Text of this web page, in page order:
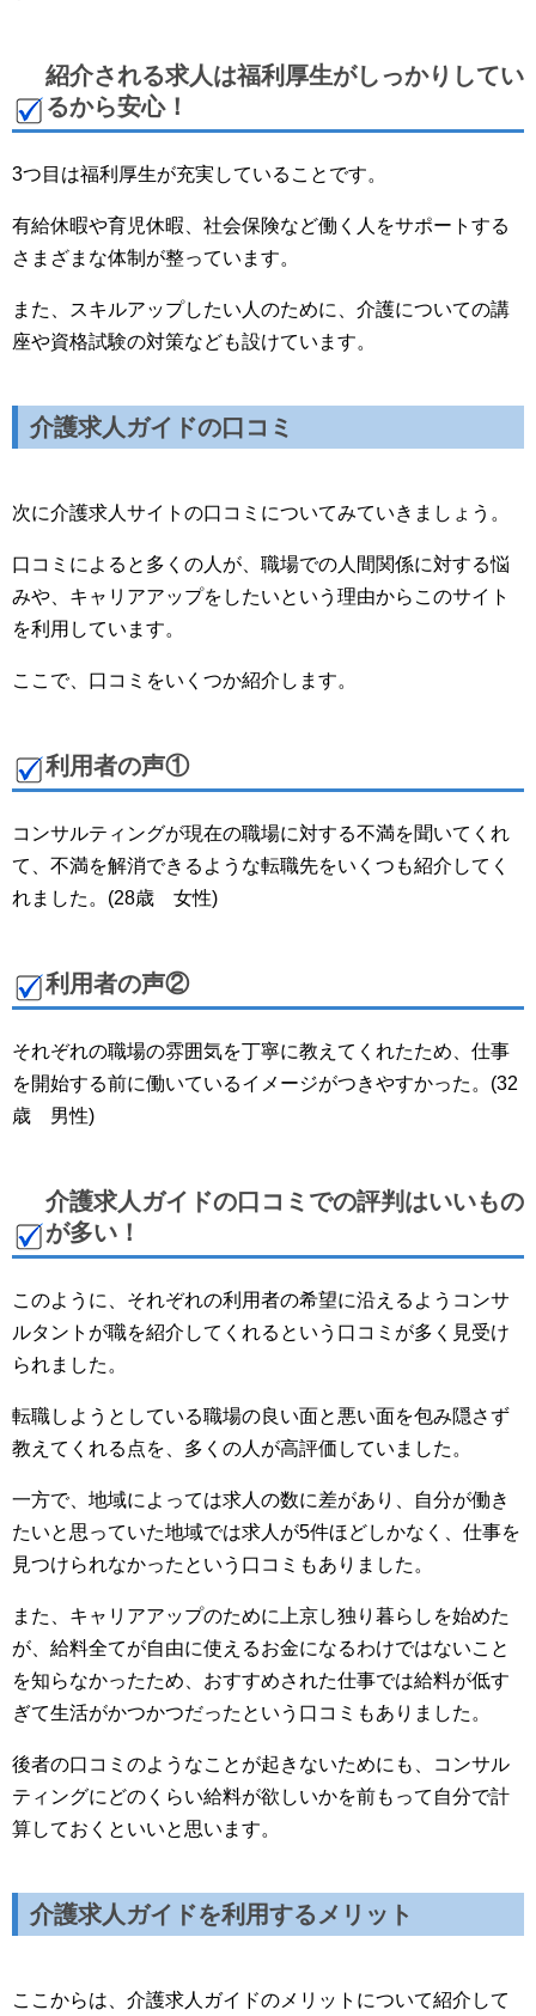
紹介される求人は福利厚生がしっかりしてい
るから安心！
3つ目は福利厚生が充実していることです。
有給休暇や育児休暇、社会保険など働く人をサポートする
さまざまな体制が整っています。
また、スキルアップしたい人のために、介護についての講
座や資格試験の対策なども設けています。
介護求人ガイドの口コミ
次に介護求人サイトの口コミについてみていきましょう。
口コミによると多くの人が、職場での人間関係に対する悩
みや、キャリアアップをしたいという理由からこのサイト
を利用しています。
ここで、口コミをいくつか紹介します。
利用者の声①
コンサルティングが現在の職場に対する不満を聞いてくれ
て、不満を解消できるような転職先をいくつも紹介してく
れました。(28歳 女性)
利用者の声②
それぞれの職場の雰囲気を丁寧に教えてくれたため、仕事
を開始する前に働いているイメージがつきやすかった。(32
歳 男性)
介護求人ガイドの口コミでの評判はいいもの
が多い！
このように、それぞれの利用者の希望に沿えるようコンサ
ルタントが職を紹介してくれるという口コミが多く見受け
られました。
転職しようとしている職場の良い面と悪い面を包み隠さず
教えてくれる点を、多くの人が高評価していました。
一方で、地域によっては求人の数に差があり、自分が働き
たいと思っていた地域では求人が5件ほどしかなく、仕事を
見つけられなかったという口コミもありました。
また、キャリアアップのために上京し独り暮らしを始めた
が、給料全てが自由に使えるお金になるわけではないこと
を知らなかったため、おすすめされた仕事では給料が低す
ぎて生活がかつかつだったという口コミもありました。
後者の口コミのようなことが起きないためにも、コンサル
ティングにどのくらい給料が欲しいかを前もって自分で計
算しておくといいと思います。
介護求人ガイドを利用する メリット
ここからは、介護求人ガイドのメリットについて紹介して